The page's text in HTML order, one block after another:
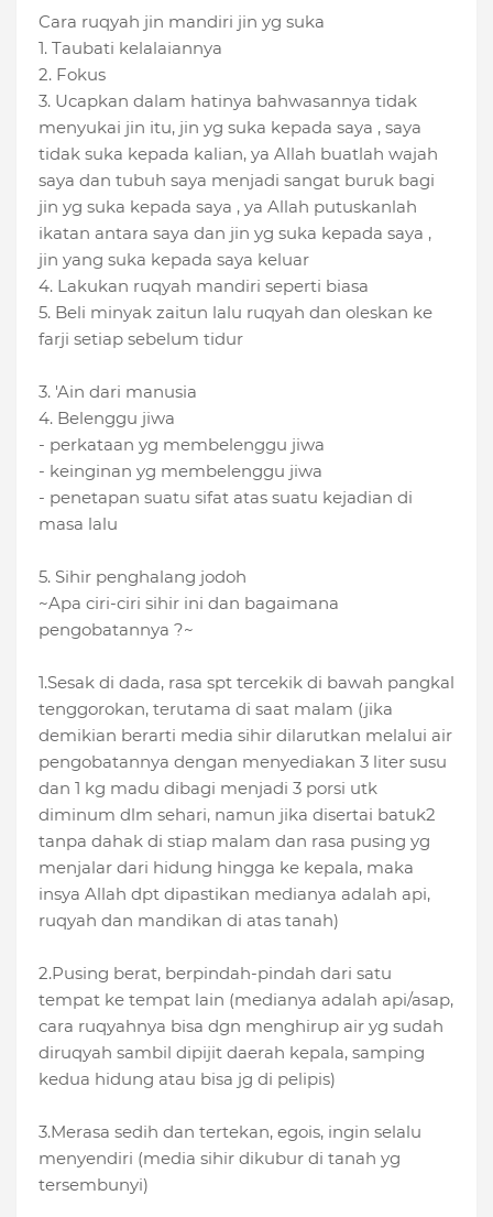
Cara ruqyah jin mandiri jin yg suka
1. Taubati kelalaiannya
2. Fokus
3. Ucapkan dalam hatinya bahwasannya tidak
menyukai jin itu, jin yg suka kepada saya , saya
tidak suka kepada kalian, ya Allah buatlah wajah
saya dan tubuh saya menjadi sangat buruk bagi
jin yg suka kepada saya , ya Allah putuskanlah
ikatan antara saya dan jin yg suka kepada saya ,
jin yang suka kepada saya keluar
4. Lakukan ruqyah mandiri seperti biasa
5. Beli minyak zaitun lalu ruqyah dan oleskan ke
farji setiap sebelum tidur
3. 'Ain dari manusia
4. Belenggu jiwa
- perkataan yg membelenggu jiwa
- keinginan yg membelenggu jiwa
- penetapan suatu sifat atas suatu kejadian di
masa lalu
5. Sihir penghalang jodoh
~Apa ciri-ciri sihir ini dan bagaimana
pengobatannya ?~
1.Sesak di dada, rasa spt tercekik di bawah pangkal
tenggorokan, terutama di saat malam (jika
demikian berarti media sihir dilarutkan melalui air
pengobatannya dengan menyediakan 3 liter susu
dan 1 kg madu dibagi menjadi 3 porsi utk
diminum dlm sehari, namun jika disertai batuk2
tanpa dahak di stiap malam dan rasa pusing yg
menjalar dari hidung hingga ke kepala, maka
insya Allah dpt dipastikan medianya adalah api,
ruqyah dan mandikan di atas tanah)
2.Pusing berat, berpindah-pindah dari satu
tempat ke tempat lain (medianya adalah api/asap,
cara ruqyahnya bisa dgn menghirup air yg sudah
diruqyah sambil dipijit daerah kepala, samping
kedua hidung atau bisa jg di pelipis)
3.Merasa sedih dan tertekan, egois, ingin selalu
menyendiri (media sihir dikubur di tanah yg
tersembunyi)